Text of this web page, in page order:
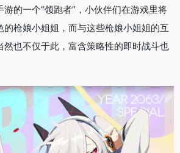
的一个“领跑者”，小伙伴们在游戏里将
的枪娘小姐姐，而与这些枪娘小姐姐的互
然也不仅于此，富含策略性的即时战斗也